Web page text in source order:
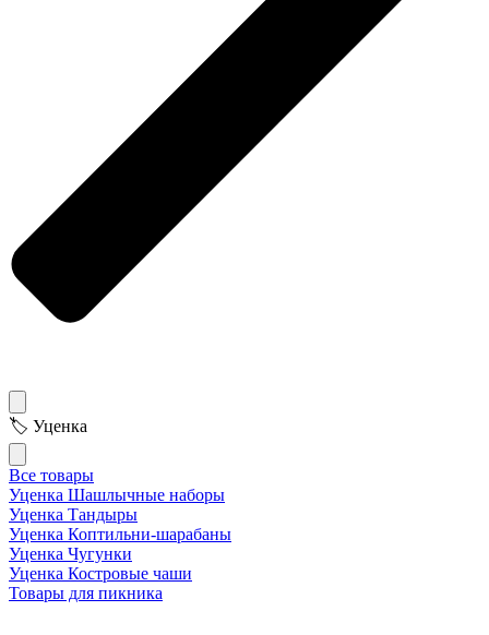
🏷 Уценка
Все товары
Уценка Шашлычные наборы
Уценка Тандыры
Уценка Коптильни-шарабаны
Уценка Чугунки
Уценка Костровые чаши
Товары для пикника